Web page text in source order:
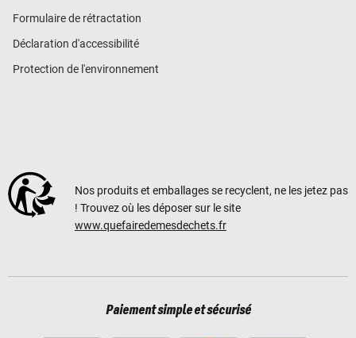
Formulaire de rétractation
Déclaration d'accessibilité
Protection de l'environnement
Nos produits et emballages se recyclent, ne les jetez pas
! Trouvez où les déposer sur le site
www.quefairedemesdechets.fr
Paiement simple et sécurisé